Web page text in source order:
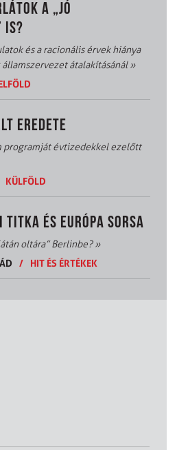
A „JÓ
IS?
és a racionális érvek hiánya
államszervezet átalakításánál»
EREDETE
programját évtizedekkel ezelőtt
KÜLFÖLD
TITKA ÉS EURÓPA SORSA
oltára” Berlinbe?»
/ HIT ÉS ÉRTÉKEK